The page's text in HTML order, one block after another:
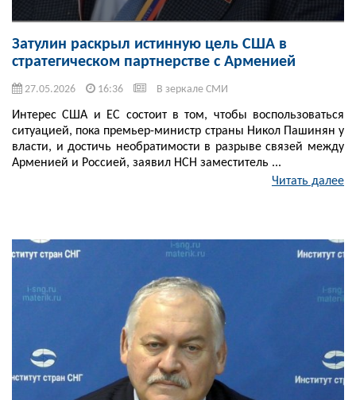
Затулин раскрыл истинную цель США в
стратегическом партнерстве с Арменией
27.05.2026 16:36 В зеркале СМИ
Интерес США и ЕС состоит в том, чтобы воспользоваться
ситуацией, пока премьер-министр страны Никол Пашинян у
власти, и достичь необратимости в разрыве связей между
Арменией и Россией, заявил НСН заместитель ...
Читать далее